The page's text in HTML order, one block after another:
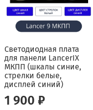
Светодиодная плата
для панели LancerIX
МКПП (шкалы синие,
стрелки белые,
дисплей синий)
1 900 ₽